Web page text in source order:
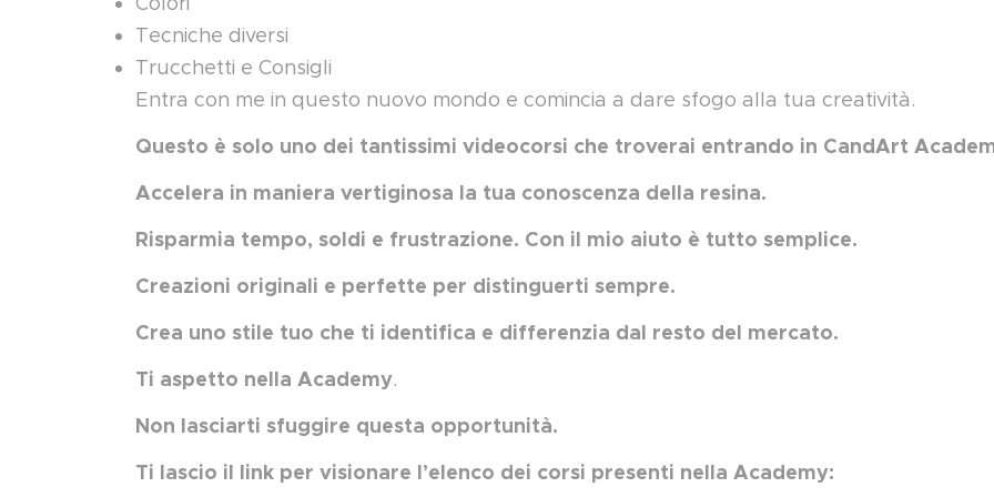
Tecniche diversi
Trucchetti e Consigli
Entra con me in questo nuovo mondo e comincia a dare sfogo alla tua creatività.
Questo è solo uno dei tantissimi videocorsi che troverai entrando in CandArt
Accelera in maniera vertiginosa la tua conoscenza della resina.
Risparmia tempo, soldi e frustrazione. Con il mio aiuto è tutto semplice.
Creazioni originali e perfette per distinguerti sempre.
Crea uno stile tuo che ti identifica e differenzia dal resto del mercato.
Ti aspetto nella Academy.
Non lasciarti sfuggire questa opportunità.
Ti lascio il link per visionare l’elenco dei corsi presenti nella Academy: